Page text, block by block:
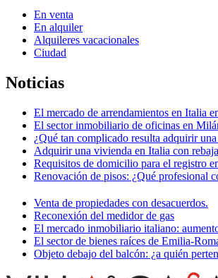
En venta
En alquiler
Alquileres vacacionales
Ciudad
Noticias
El mercado de arrendamientos en Italia
El sector inmobiliario de oficinas en
¿Qué tan complicado resulta adquirir
Adquirir una vivienda en Italia con rebaja
Requisitos de domicilio para el registro
Renovación de pisos: ¿Qué profesional
Venta de propiedades con desacuerdos.
Reconexión del medidor de gas
El mercado inmobiliario italiano:
El sector de bienes raíces de Emilia-
Objeto debajo del balcón: ¿a quién